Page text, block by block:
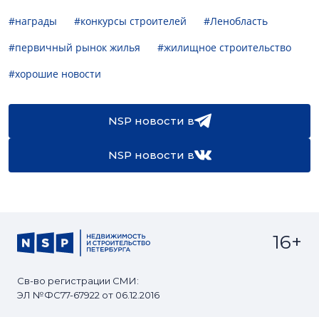
#награды #конкурсы строителей
#Ленобласть
#первичный рынок жилья
#жилищное строительство
#хорошие новости
NSP новости в
NSP новости в
Св-во регистрации СМИ:
ЭЛ №ФС77-67922 от 06.12.2016
16+